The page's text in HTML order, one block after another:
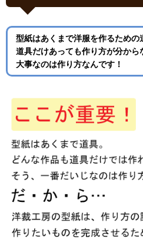
型紙はあくまで洋服を作るための
道具だけあっても作り方が分から
大事なのは作り方なんです！